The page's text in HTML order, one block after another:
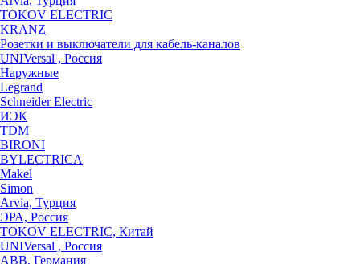
TOKOV ELECTRIC
KRANZ
Розетки и выключатели для кабель-каналов
UNIVersal , Россия
Наружные
Legrand
Schneider Electric
ИЭК
TDM
BIRONI
BYLECTRICA
Makel
Simon
Arvia, Турция
ЭРА, Россия
TOKOV ELECTRIC, Китай
UNIVersal , Россия
ABB, Германия